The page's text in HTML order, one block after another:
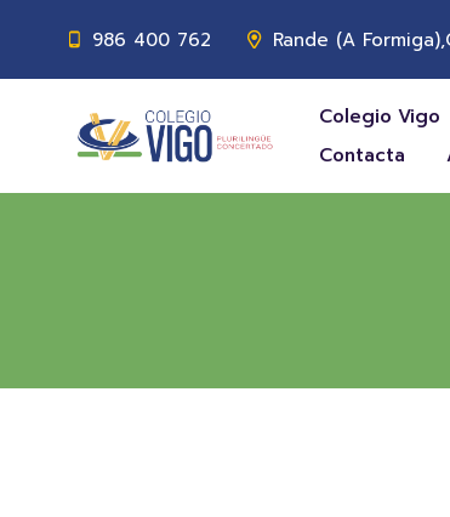
986 400 762 Rande (A
Colegio Vigo
Contacta